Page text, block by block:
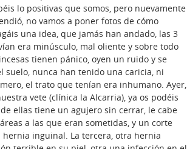
lo positivas que somos, pero nuevamente
no vamos a poner fotos de cómo
una idea, que jamás han andado, las 3
era minúsculo, mal oliente y sobre todo
tienen pánico, oyen un ruido y se
suelo, nunca han tenido una caricia, ni
el trato que tenían era inhumano. Ayer,
vete (clínica la Alcarria), ya os podéis
ellas tiene un agujero sin cerrar, le cabe
a las que eran sometidas, y un corte
inguinal. La tercera, otra hernia